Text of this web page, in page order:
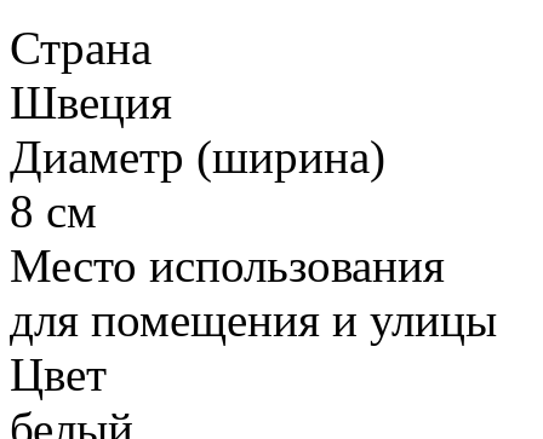
Страна
Швеция
Диаметр (ширина)
8 см
Место использования
для помещения и улицы
Цвет
белый